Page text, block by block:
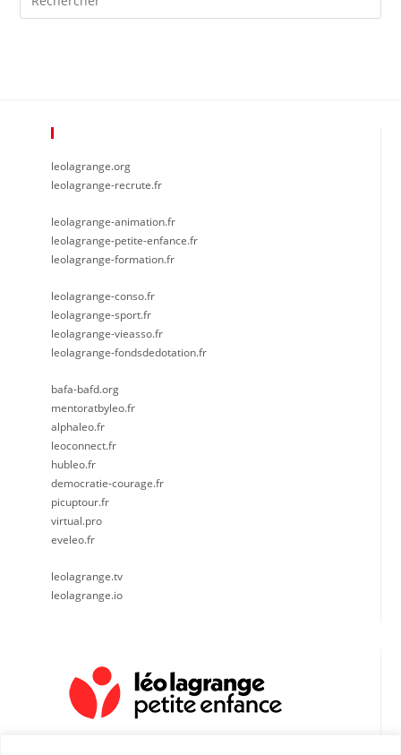
leolagrange.org
leolagrange-recrute.fr
leolagrange-animation.fr
leolagrange-petite-enfance.fr
leolagrange-formation.fr
leolagrange-conso.fr
leolagrange-sport.fr
leolagrange-vieasso.fr
leolagrange-fondsdedotation.fr
bafa-bafd.org
mentoratbyleo.fr
alphaleo.fr
leoconnect.fr
hubleo.fr
democratie-courage.fr
picuptour.fr
virtual.pro
eveleo.fr
leolagrange.tv
leolagrange.io